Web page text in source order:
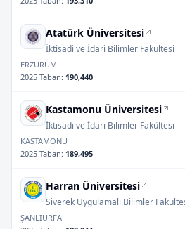
Atatürk Üniversitesi
İktisadi ve İdari Bilimler Fakültesi
ERZURUM
2025 Taban: 190,440
Kastamonu Üniversitesi
İktisadi ve İdari Bilimler Fakültesi
KASTAMONU
2025 Taban: 189,495
Harran Üniversitesi
Siverek Uygulamalı Bilimler
ŞANLIURFA